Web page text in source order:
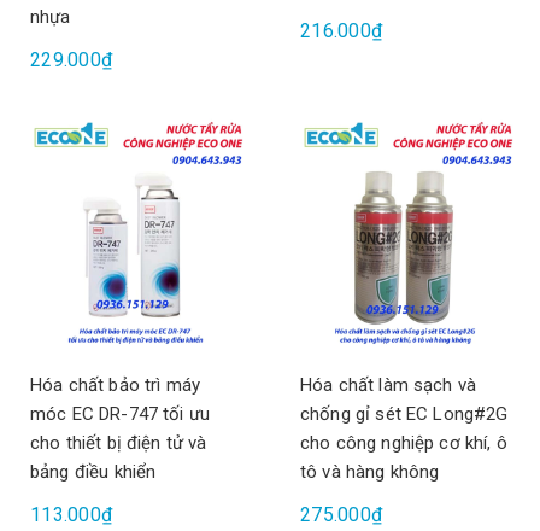
nhựa
229.000₫
216.000₫
Hóa chất bảo trì máy
móc EC DR-747 tối ưu
cho thiết bị điện tử và
bảng điều khiển
113.000₫
Hóa chất làm sạch và
chống gỉ sét EC Long#2G
cho công nghiệp cơ khí, ô
tô và hàng không
275.000₫